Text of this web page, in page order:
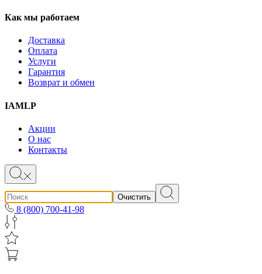
Как мы работаем
Доставка
Оплата
Услуги
Гарантия
Возврат и обмен
IAMLP
Акции
О нас
Контакты
Очистить
8 (800) 700-41-98